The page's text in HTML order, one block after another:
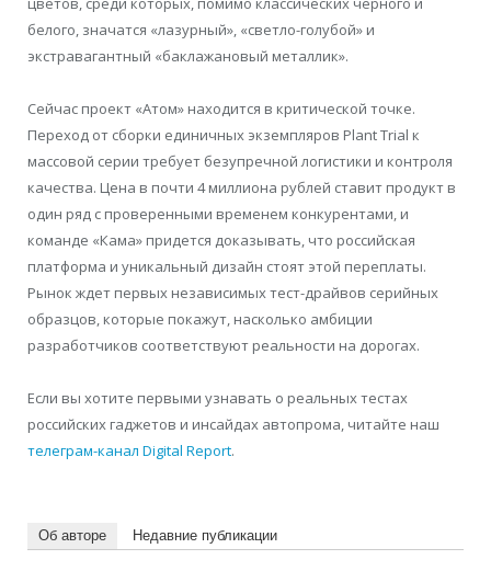
белого, значатся «лазурный», «светло-голубой» и
экстравагантный «баклажановый металлик».
Сейчас проект «Атом» находится в критической точке.
Переход от сборки единичных экземпляров Plant Trial к
массовой серии требует безупречной логистики и контроля
качества. Цена в почти 4 миллиона рублей ставит продукт в
один ряд с проверенными временем конкурентами, и
команде «Кама» придется доказывать, что российская
платформа и уникальный дизайн стоят этой переплаты.
Рынок ждет первых независимых тест-драйвов серийных
образцов, которые покажут, насколько амбиции
разработчиков соответствуют реальности на дорогах.
Если вы хотите первыми узнавать о реальных тестах
российских гаджетов и инсайдах автопрома, читайте наш
телеграм-канал Digital Report.
Об авторе Недавние публикации